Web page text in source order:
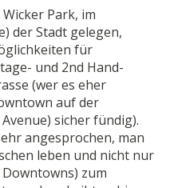
Park, im
der Stadt gelegen,
für
und 2nd Hand-
(wer es eher
auf der
sicher fündig).
angesprochen, man
leben und nicht nur
zum